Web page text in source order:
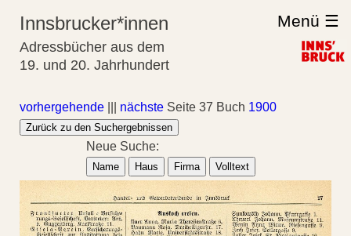
Innsbrucker*innen
Adressbücher aus dem
19. und 20. Jahrhundert
Menü ☰
vorhergehende nächste Seite 37 Buch 1900
Zurück zu den Suchergebnissen
Neue Suche:
Name Haus Firma Volltext